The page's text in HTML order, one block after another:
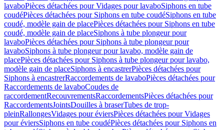
lavaboPièces détachées pour Vidages pour lavaboSiphons en tube
coudéPièces détachées pour Siphons en tube coudéSiphons en tube
coudé, modèle gain de placePièces détachées pour Siphons en tube
coudé, modèle gain de placeSiphons à tube plongeur pour
lavaboPièces détachées pour Siphons à tube plongeur pour
lavaboSiphons à tube plongeur pour lavabo, modèle gain de
placePièces détachées pour Siphons à tube plongeur pour lavabo,
modèle gain de placeSiphons à encastrerPièces détachées pour
Siphons à encastrerRaccordements de lavaboPièces détachées pour
Raccordements de lavaboCoudes de
raccordementRecouvrementsRaccordementsPièces détachées pour
RaccordementsJointsDouilles à braserTubes de trop-
pleinRallongesVidages pour éviersPièces détachées pour Vidages
pour éviersSiphons en tube coudéPièces détachées pour Siphons en